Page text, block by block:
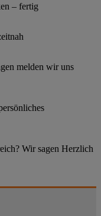
– fertig
melden wir uns
Wir sagen Herzlich